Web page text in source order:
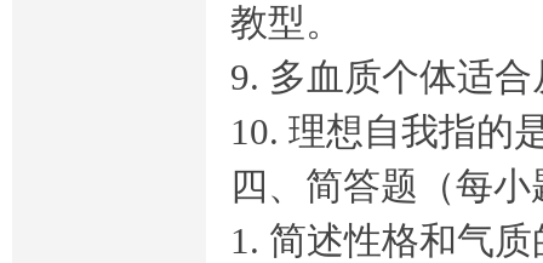
教型。
9. 多血质个体适
10. 理想自我指的
四、简答题（每小
1. 简述性格和气